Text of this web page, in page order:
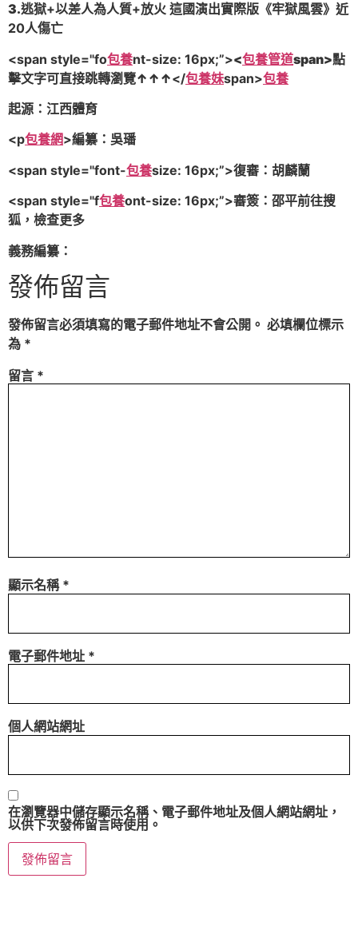
3.逃獄+以差人為人質+放火 這國演出實際版《牢獄風雲》近
20人傷亡
<span style="fo包養nt-size: 16px;”><包養管道span>點
擊文字可直接跳轉瀏覽↑↑↑</包養妹span>包養
起源：江西體育
<p包養網>編纂：吳璠
<span style="font-包養size: 16px;”>復審：胡麟蘭
<span style="f包養ont-size: 16px;”>審簽：邵平前往搜
狐，檢查更多
義務編纂：
發佈留言
發佈留言必須填寫的電子郵件地址不會公開。 必填欄位標示
為 *
留言 *
顯示名稱 *
電子郵件地址 *
個人網站網址
在瀏覽器中儲存顯示名稱、電子郵件地址及個人網站網址，
以供下次發佈留言時使用。